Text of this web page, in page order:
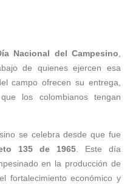
Nacional del Campesino
de quienes ejercen esa
campo ofrecen su entrega,
los colombianos tengan
se celebra desde que fue
135 de 1965. Este día
en la producción de
fortalecimiento económico y